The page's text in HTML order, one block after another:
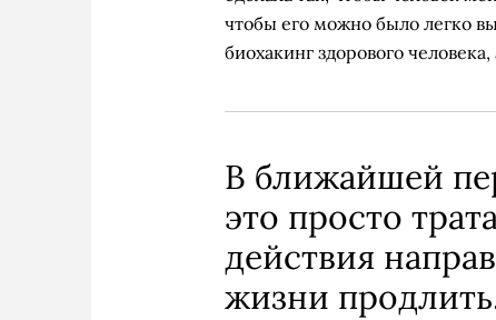
чтобы его можно было легко
биохакинг здорового
В ближайшей
это просто
действия
жизни